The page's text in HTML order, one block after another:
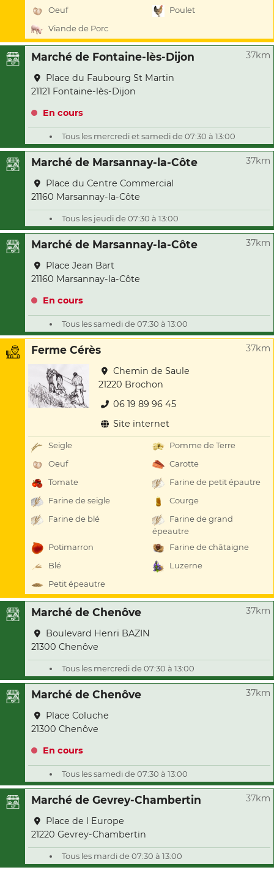
Oeuf
Poulet
Viande de Porc
Marché de Fontaine-lès-Dijon 37km
Place du Faubourg St Martin
21121 Fontaine-lès-Dijon
En cours
Tous les mercredi et samedi de 07:30 à 13:00
Marché de Marsannay-la-Côte 37km
Place du Centre Commercial
21160 Marsannay-la-Côte
Tous les jeudi de 07:30 à 13:00
Marché de Marsannay-la-Côte 37km
Place Jean Bart
21160 Marsannay-la-Côte
En cours
Tous les samedi de 07:30 à 13:00
Ferme Cérès 37km
Chemin de Saule
21220 Brochon
06 19 89 96 45
Site internet
Seigle
Pomme de Terre
Oeuf
Carotte
Tomate
Farine de petit épautre
Farine de seigle
Courge
Farine de blé
Farine de grand
épeautre
Potimarron
Farine de châtaigne
Blé
Luzerne
Petit épeautre
Marché de Chenôve 37km
Boulevard Henri BAZIN
21300 Chenôve
Tous les mercredi de 07:30 à 13:00
Marché de Chenôve 37km
Place Coluche
21300 Chenôve
En cours
Tous les samedi de 07:30 à 13:00
Marché de Gevrey-Chambertin 37km
Place de l Europe
21220 Gevrey-Chambertin
Tous les mardi de 07:30 à 13:00